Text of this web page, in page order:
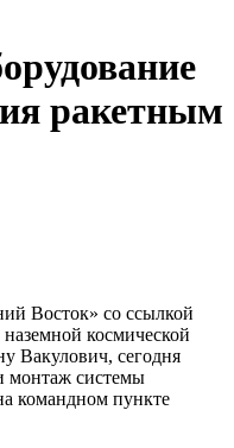
ракетным
Восток» со ссылкой
космической
Вакулович, сегодня
монтаж системы
командном пункте